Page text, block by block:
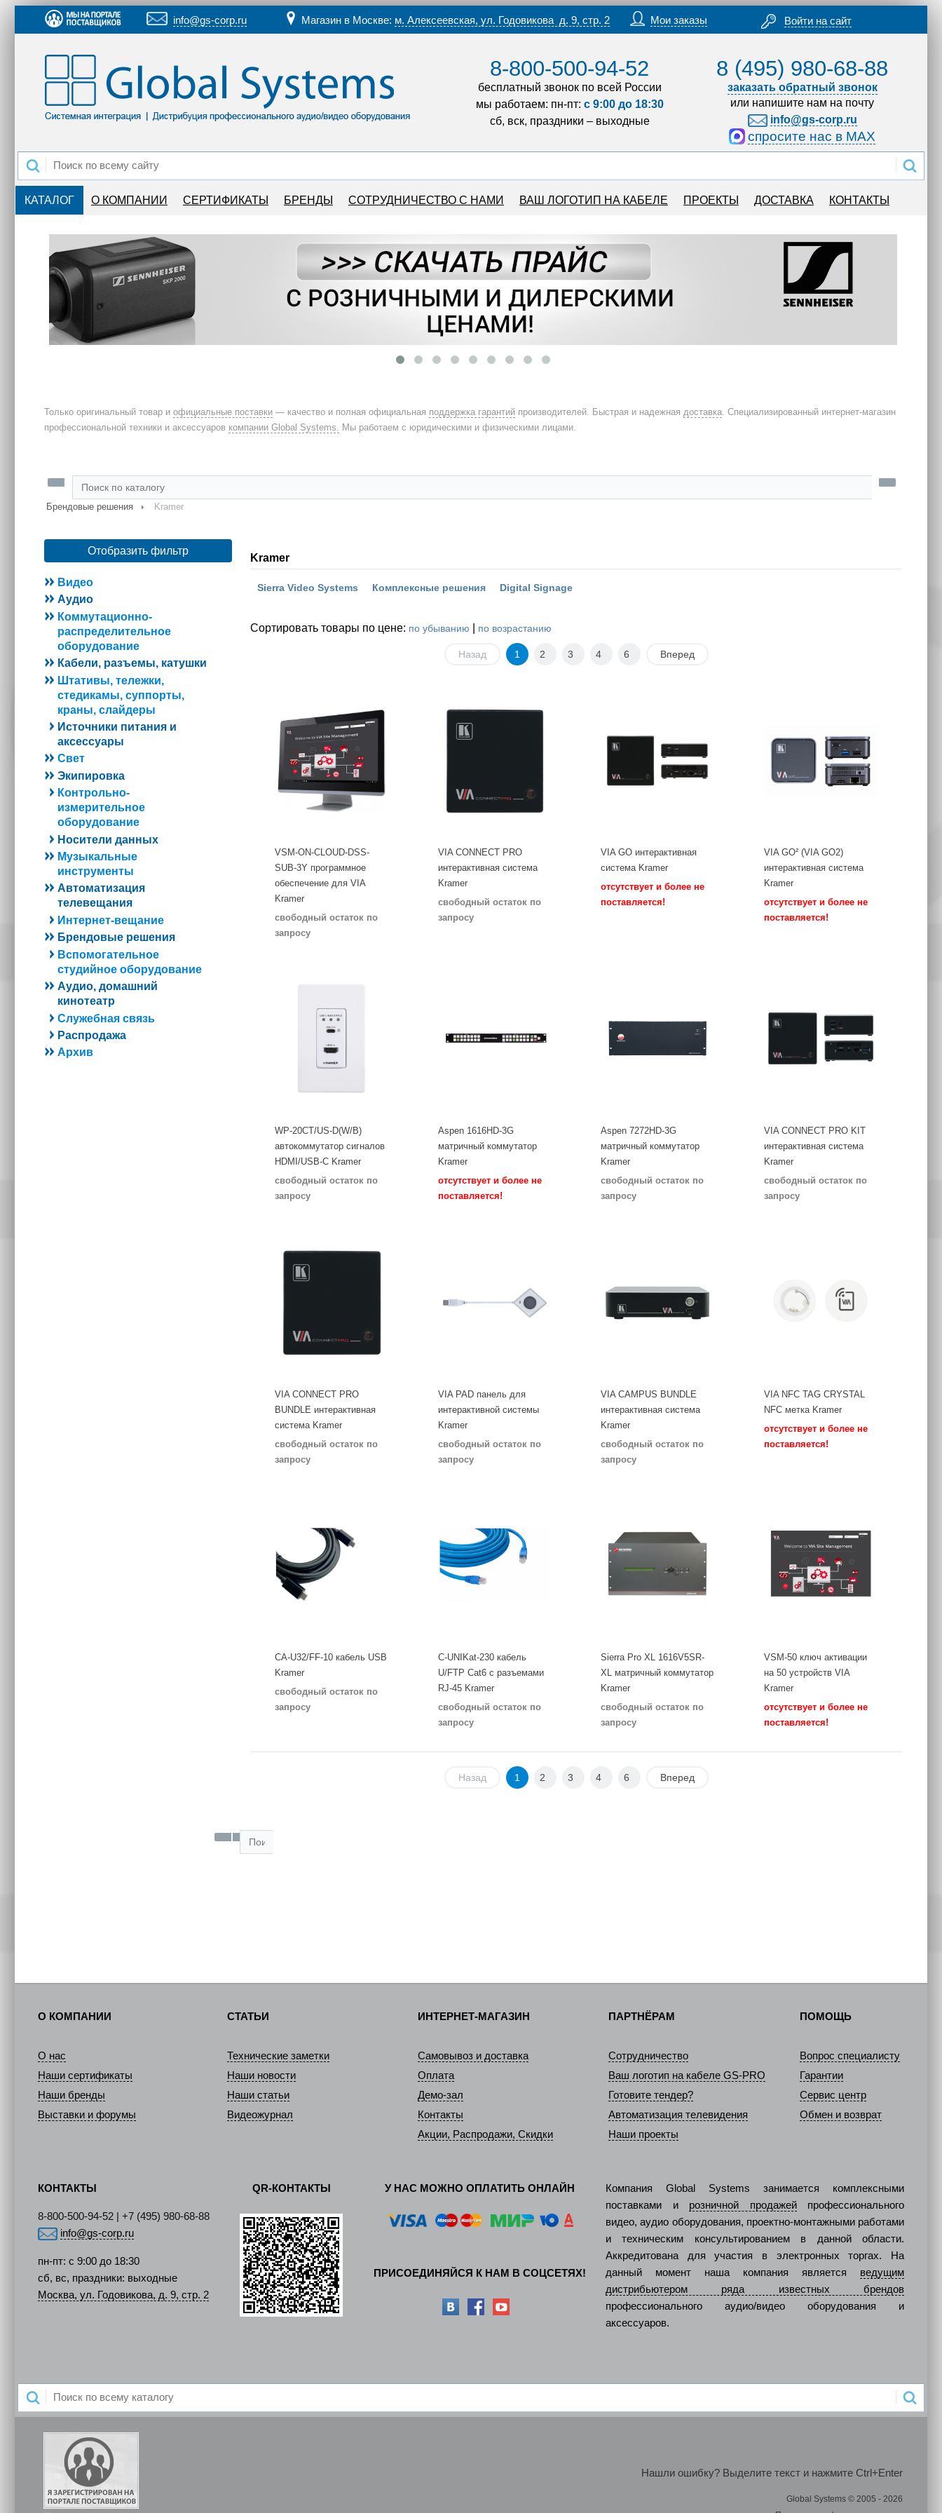
info@gs-corp.ru Магазин в Москве: м. Алексеевская, ул. Годовикова д. 9, стр. 2 Мои заказы Войти на сайт
8-800-500-94-52
бесплатный звонок по всей России
мы работаем: пн-пт: с 9:00 до 18:30
сб, вск, праздники – выходные
8 (495) 980-68-88
заказать обратный звонок
или напишите нам на почту
info@gs-corp.ru
спросите нас в MAX
КАТАЛОГ О КОМПАНИИ СЕРТИФИКАТЫ БРЕНДЫ СОТРУДНИЧЕСТВО С НАМИ ВАШ ЛОГОТИП НА КАБЕЛЕ ПРОЕКТЫ ДОСТАВКА КОНТАКТЫ
Только оригинальный товар и официальные поставки — качество и полная официальная поддержка гарантий производителей. Быстрая и надежная доставка. Специализированный интернет-магазин
профессиональной техники и аксессуаров компании Global Systems. Мы работаем с юридическими и физическими лицами.
Брендовые решения Kramer
Отобразить фильтр
Видео
Аудио
Коммутационно-
распределительное
оборудование
Кабели, разъемы, катушки
Штативы, тележки,
стедикамы, суппорты,
краны, слайдеры
Источники питания и
аксессуары
Свет
Экипировка
Контрольно-
измерительное
оборудование
Носители данных
Музыкальные
инструменты
Автоматизация
телевещания
Интернет-вещание
Брендовые решения
Вспомогательное
студийное оборудование
Аудио, домашний
кинотеатр
Служебная связь
Распродажа
Архив
Kramer
Sierra Video Systems Комплексные решения Digital Signage
Сортировать товары по цене: по убыванию по возрастанию
Назад 1 2 3 4 6 Вперед
VSM-ON-CLOUD-DSS-
SUB-3Y программное
обеспечение для VIA
Kramer
свободный остаток по
запросу
VIA CONNECT PRO
интерактивная система
Kramer
свободный остаток по
запросу
VIA GO интерактивная
система Kramer
отсутствует и более не
поставляется!
VIA GO² (VIA GO2)
интерактивная система
Kramer
отсутствует и более не
поставляется!
WP-20CT/US-D(W/B)
автокоммутатор сигналов
HDMI/USB-C Kramer
свободный остаток по
запросу
Aspen 1616HD-3G
матричный коммутатор
Kramer
отсутствует и более не
поставляется!
Aspen 7272HD-3G
матричный коммутатор
Kramer
свободный остаток по
запросу
VIA CONNECT PRO KIT
интерактивная система
Kramer
свободный остаток по
запросу
VIA CONNECT PRO
BUNDLE интерактивная
система Kramer
свободный остаток по
запросу
VIA PAD панель для
интерактивной системы
Kramer
свободный остаток по
запросу
VIA CAMPUS BUNDLE
интерактивная система
Kramer
свободный остаток по
запросу
VIA NFC TAG CRYSTAL
NFC метка Kramer
отсутствует и более не
поставляется!
CA-U32/FF-10 кабель USB
Kramer
свободный остаток по
запросу
C-UNIKat-230 кабель
U/FTP Cat6 с разъемами
RJ-45 Kramer
свободный остаток по
запросу
Sierra Pro XL 1616V5SR-
XL матричный коммутатор
Kramer
свободный остаток по
запросу
VSM-50 ключ активации
на 50 устройств VIA
Kramer
отсутствует и более не
поставляется!
Назад 1 2 3 4 6 Вперед
О КОМПАНИИ
О нас
Наши сертификаты
Наши бренды
Выставки и форумы
СТАТЬИ
Технические заметки
Наши новости
Наши статьи
Видеожурнал
ИНТЕРНЕТ-МАГАЗИН
Самовывоз и доставка
Оплата
Демо-зал
Контакты
Акции, Распродажи, Скидки
ПАРТНЁРАМ
Сотрудничество
Ваш логотип на кабеле GS-PRO
Готовите тендер?
Автоматизация телевидения
Наши проекты
ПОМОЩЬ
Вопрос специалисту
Гарантии
Сервис центр
Обмен и возврат
КОНТАКТЫ
8-800-500-94-52 | +7 (495) 980-68-88
info@gs-corp.ru
пн-пт: с 9:00 до 18:30
сб, вс, праздники: выходные
Москва, ул. Годовикова, д. 9, стр. 2
QR-КОНТАКТЫ У НАС МОЖНО ОПЛАТИТЬ ОНЛАЙН
ПРИСОЕДИНЯЙСЯ К НАМ В СОЦСЕТЯХ!
Компания Global Systems занимается комплексными
поставками и розничной продажейпрофессионального
видео, аудио оборудования, проектно-монтажными работами
и техническим консультированием в данной области.
Аккредитована для участия в электронных торгах. На
данный момент наша компания является ведущим
дистрибьютером ряда известных брендов
профессионального аудио/видео оборудования и
аксессуаров.
Нашли ошибку? Выделите текст и нажмите Ctrl+Enter
Global Systems © 2005 - 2026